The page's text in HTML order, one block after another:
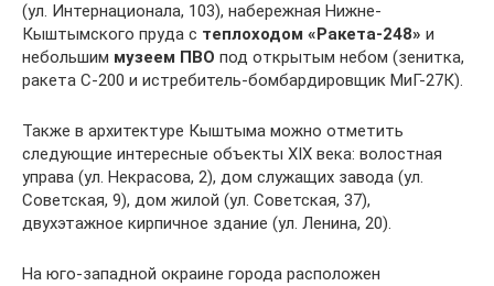
(ул. Интернационала, 103), набережная Нижне-
Кыштымского пруда с теплоходом «Ракета-248» и
небольшим музеем ПВО под открытым небом (зенитка,
ракета С-200 и истребитель-бомбардировщик МиГ-27К).
Также в архитектуре Кыштыма можно отметить
следующие интересные объекты XIX века: волостная
управа (ул. Некрасова, 2), дом служащих завода (ул.
Советская, 9), дом жилой (ул. Советская, 37),
двухэтажное кирпичное здание (ул. Ленина, 20).
На юго-западной окраине города расположен